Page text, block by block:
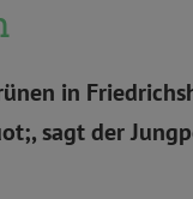
in
sagt der